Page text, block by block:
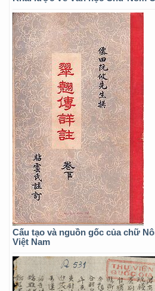
Cấu tạo và nguồn gốc của chữ
Việt Nam